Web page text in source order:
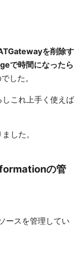
を削除す
で時間になったら
した。
これ上手く使えば
した。
の管
ースを管理してい